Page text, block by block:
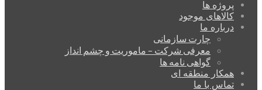
پروژه ها
کالاهای موجود
درباره ما
چارت سازمانی
معرفی شرکت – ماموریت و چشم انداز
گواهی نامه ها
همکار منطقه ای
تماس با ما